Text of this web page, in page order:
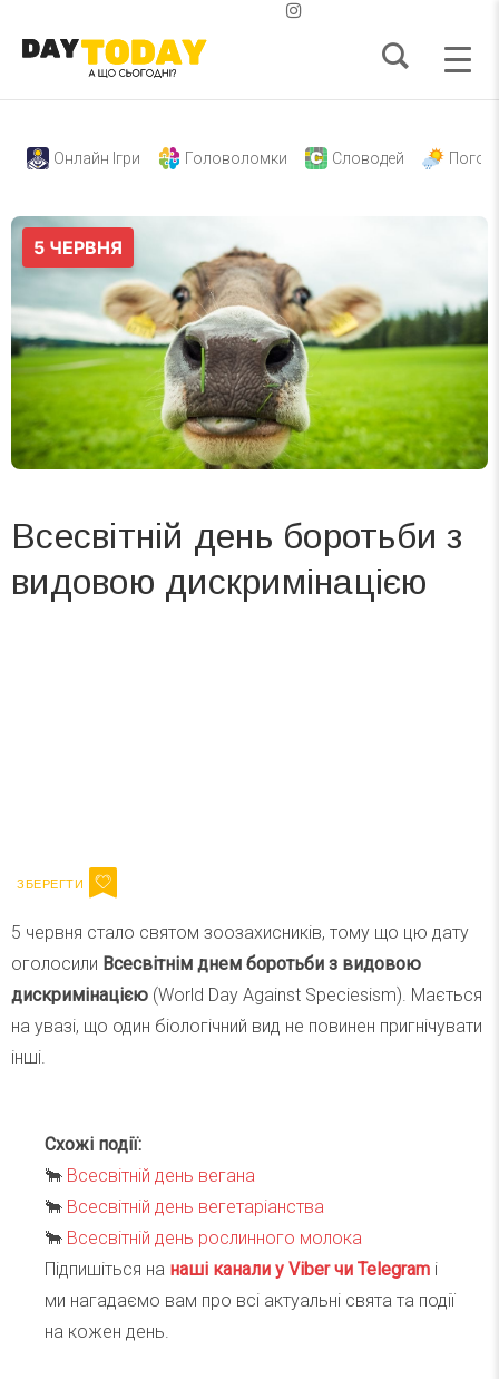
Онлайн Ігри Головоломки Словодей
Всесвітній день боротьби з
видовою дискримінацією
5 червня стало святом зоозахисників, тому що цю дату
оголосили Всесвітнім днем боротьби з видовою
дискримінацією (World Day Against Speciesism). Мається
на увазі, що один біологічний вид не повинен пригнічувати
інші.
Схожі події:
🐂 Всесвітній день вегана
🐂 Всесвітній день вегетаріанства
🐂 Всесвітній день рослинного молока
Підпишіться на наші канали у Viber чи Telegram і
ми нагадаємо вам про всі актуальні свята та події
на кожен день.